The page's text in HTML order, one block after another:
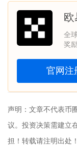
欧
全
奖
官网注
声明：文章不代表币
议。投资决策需建立
担！转载请注明出处